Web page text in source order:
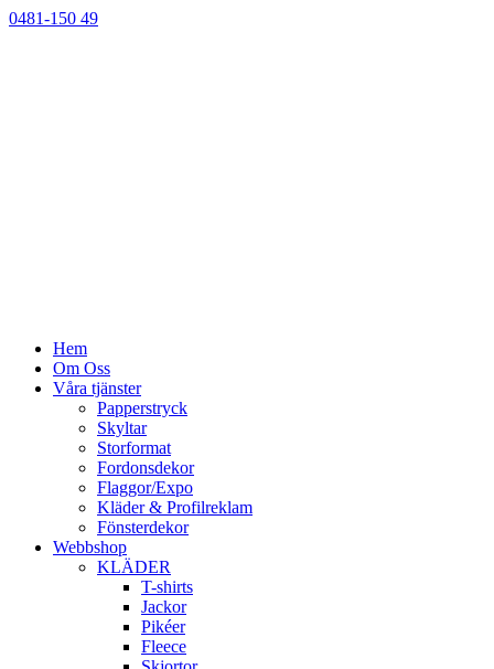
0481-150 49
Hem
Om Oss
Våra tjänster
Papperstryck
Skyltar
Storformat
Fordonsdekor
Flaggor/Expo
Kläder & Profilreklam
Fönsterdekor
Webbshop
KLÄDER
T-shirts
Jackor
Pikéer
Fleece